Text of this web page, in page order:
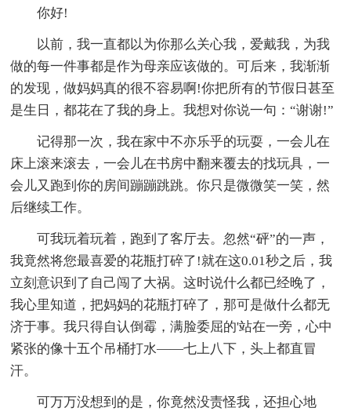
你好!
以前，我一直都以为你那么关心我，爱戴我，为我
做的每一件事都是作为母亲应该做的。可后来，我渐渐
的发现，做妈妈真的很不容易啊!你把所有的节假日甚至
是生日，都花在了我的身上。我想对你说一句：“谢谢!”
记得那一次，我在家中不亦乐乎的玩耍，一会儿在
床上滚来滚去，一会儿在书房中翻来覆去的找玩具，一
会儿又跑到你的房间蹦蹦跳跳。你只是微微笑一笑，然
后继续工作。
可我玩着玩着，跑到了客厅去。忽然“砰”的一声，
我竟然将您最喜爱的花瓶打碎了!就在这0.01秒之后，我
立刻意识到了自己闯了大祸。这时说什么都已经晚了，
我心里知道，把妈妈的花瓶打碎了，那可是做什么都无
济于事。我只得自认倒霉，满脸委屈的'站在一旁，心中
紧张的像十五个吊桶打水——七上八下，头上都直冒
汗。
可万万没想到的是，你竟然没责怪我，还担心地